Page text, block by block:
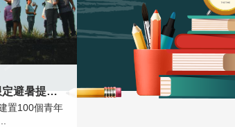
青年壯遊點精選夏夜限定避暑提案 漫
置100個青年